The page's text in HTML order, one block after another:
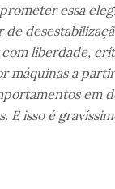
essa
de
liberdade,
máquinas a
em
E isso é